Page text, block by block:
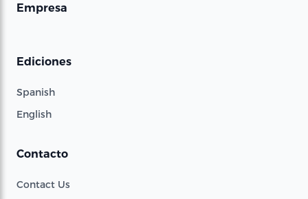
Empresa
Ediciones
Spanish
English
Contacto
Contact Us